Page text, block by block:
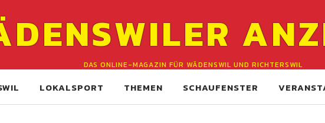
DAS ONLINE-MAGAZIN FÜR WÄDENSWIL UND RICHTERSWIL
LOKALSPORT THEMEN SCHAUFENSTER